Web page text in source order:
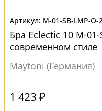
M-01-SB-LMP-O-
Бра Eclectic 10 M-
современном стиле
Maytoni (Германия)
1 423 ₽